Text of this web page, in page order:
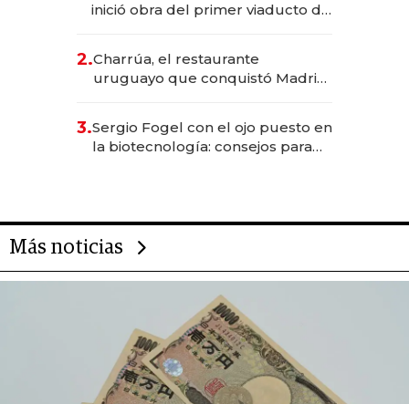
inició obra del primer viaducto de
millones
2.Charrúa, el restaurante
uruguayo que conquistó Madrid:
anticipación y prepara apertura
3.Sergio Fogel con el ojo puesto en
la biotecnología: consejos para
Más noticias